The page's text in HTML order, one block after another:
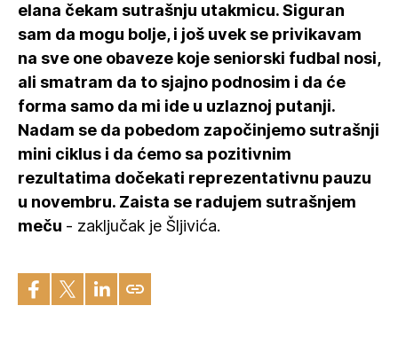
elana čekam sutrašnju utakmicu. Siguran
sam da mogu bolje, i još uvek se privikavam
na sve one obaveze koje seniorski fudbal nosi,
ali smatram da to sjajno podnosim i da će
forma samo da mi ide u uzlaznoj putanji.
Nadam se da pobedom započinjemo sutrašnji
mini ciklus i da ćemo sa pozitivnim
rezultatima dočekati reprezentativnu pauzu
u novembru. Zaista se radujem sutrašnjem
meču - zaključak je Šljivića.